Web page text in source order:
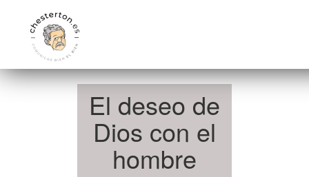
El deseo de
Dios con el
hombre